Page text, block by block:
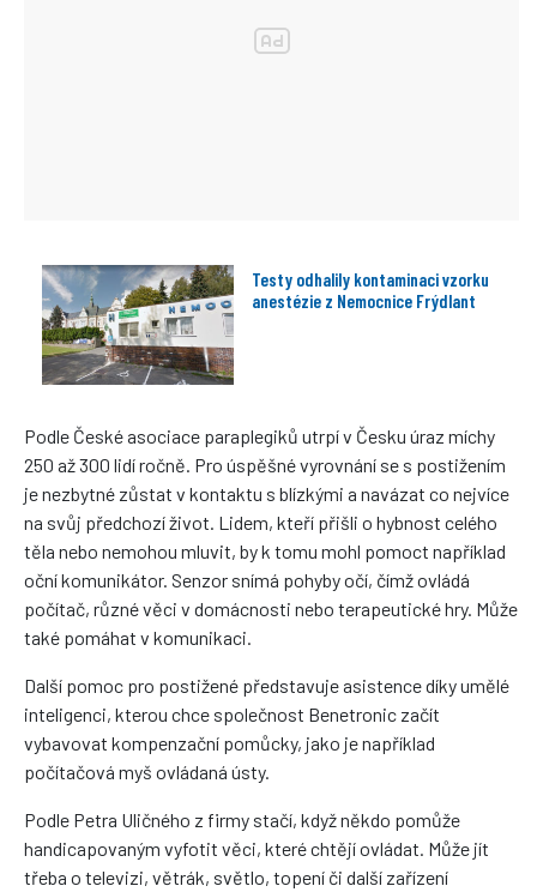
Testy odhalily kontaminaci vzorku
anestézie z Nemocnice Frýdlant
Podle České asociace paraplegiků utrpí v Česku úraz míchy
250 až 300 lidí ročně. Pro úspěšné vyrovnání se s postižením
je nezbytné zůstat v kontaktu s blízkými a navázat co nejvíce
na svůj předchozí život. Lidem, kteří přišli o hybnost celého
těla nebo nemohou mluvit, by k tomu mohl pomoct například
oční komunikátor. Senzor snímá pohyby očí, čímž ovládá
počítač, různé věci v domácnosti nebo terapeutické hry. Může
také pomáhat v komunikaci.
Další pomoc pro postižené představuje asistence díky umělé
inteligenci, kterou chce společnost Benetronic začít
vybavovat kompenzační pomůcky, jako je například
počítačová myš ovládaná ústy.
Podle Petra Uličného z firmy stačí, když někdo pomůže
handicapovaným vyfotit věci, které chtějí ovládat. Může jít
třeba o televizi, větrák, světlo, topení či další zařízení